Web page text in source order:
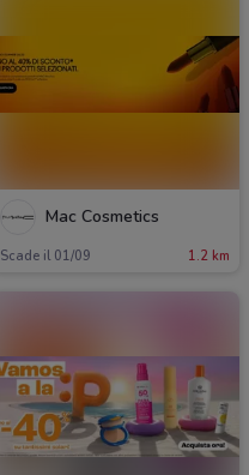
Mac Cosmetics
Scade il 01/09 1.2 km